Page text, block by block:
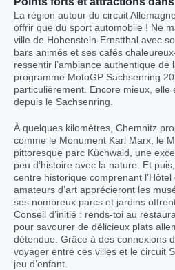
La région autour du circuit
offrir que du sport automobile ! Ne
ville de Hohenstein-Ernstthal avec
bars animés et ses cafés
ressentir l’ambiance authentique de
programme MotoGP Sachsenring
particulièrement. Encore mieux, elle
depuis le Sachsenring.
À quelques kilomètres, Chemnitz
comme le Monument Karl Marx, le
pittoresque parc Küchwald, une
peu d’histoire avec la nature. Et
centre historique comprenant
amateurs d’art apprécieront les
ses nombreux parcs et jardins
Conseil d’initié : rends-toi au
pour savourer de délicieux plats
détendue. Grâce à des connexions
voyager entre ces villes et le circuit
jeu d’enfant.